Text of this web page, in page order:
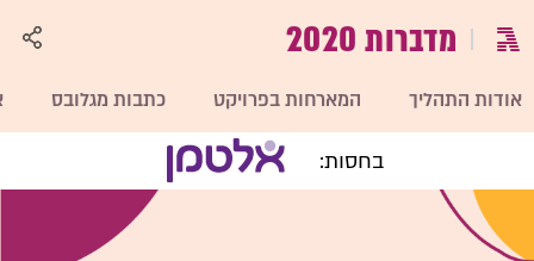
מדברות 2020
אודות התהליך המארחות בפרויקט כתבות מגלובס
בחסות: